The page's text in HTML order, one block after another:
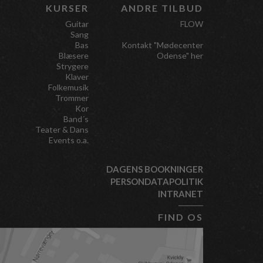
KURSER
Guitar
Sang
Bas
Blæsere
Strygere
Klaver
Folkemusik
Trommer
Kor
Band´s
Teater & Dans
Events o.a.
ANDRE TILBUD
FLOW
Kontakt "Mødecenter
Odense" her
DAGENS BOOKNINGER
PERSONDATAPOLITIK
INTRANET
FIND OS